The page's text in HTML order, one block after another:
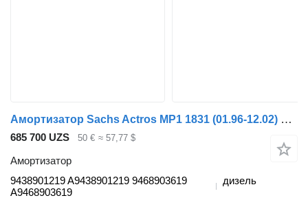
Амортизатор Sachs Actros MP1 1831 (01.96-12.02) 9438901219 для грузовика Mercedes-Benz Actros, Axor MP1, MP2, MP3 (1996-2014)
685 700 UZS 50 € ≈ 57,77 $
Амортизатор
9438901219 A9438901219 9468903619
A9468903619
дизель